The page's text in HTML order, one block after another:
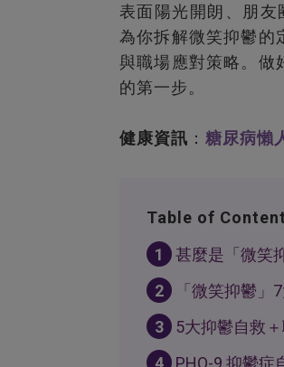
表面陽光開朗、朋
為你拆解微笑抑鬱的
與職場應對策略。做
的第一步。
健康資訊 ： 糖尿病懶
Table of Content
1
甚麼是「微笑
2
「微笑抑鬱」
3
5大抑鬱自救
4
PHQ-9 抑鬱症